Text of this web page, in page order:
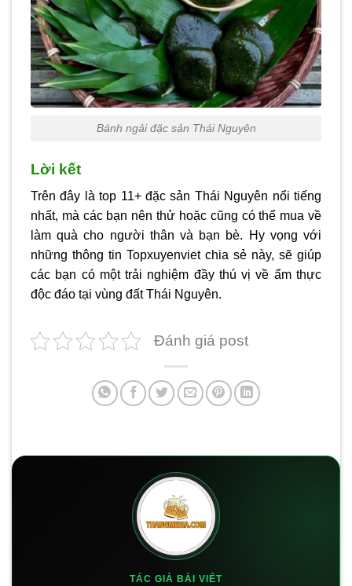
Bánh ngải đặc sản Thái Nguyên
Lời kết
Trên đây làtop 11+ đặc sản Thái Nguyên nổi tiếng
nhất, mà các bạn nên thử hoặc cũng có thể mua về
làm quà cho người thân và bạn bè. Hy vọng với
những thông tin Topxuyenviet chia sẻ này, sẽ giúp
các bạn có một trải nghiệm đầy thú vị về ẩm thực
độc đáo tại vùng đất Thái Nguyên.
Đánh giá post
TÁC GIẢ BÀI VIẾT